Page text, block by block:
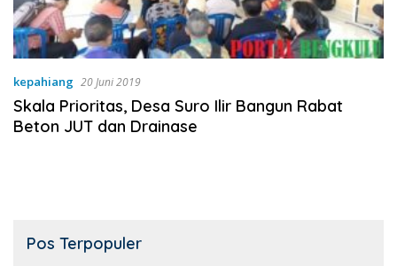
kepahiang 20 Juni 2019
Skala Prioritas, Desa Suro Ilir Bangun Rabat
Beton JUT dan Drainase
Pos Terpopuler